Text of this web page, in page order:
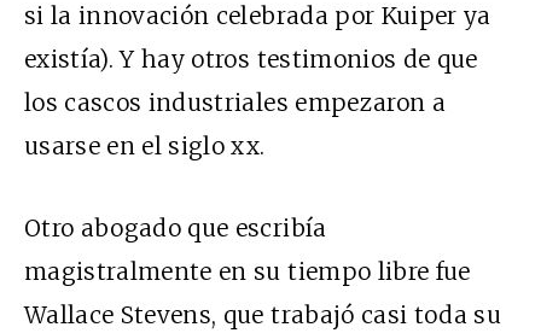
si la innovación celebrada por Kuiper ya
existía). Y hay otros testimonios de que
los cascos industriales empezaron a
usarse en el siglo xx.
Otro abogado que escribía
magistralmente en su tiempo libre fue
Wallace Stevens, que trabajó casi toda su